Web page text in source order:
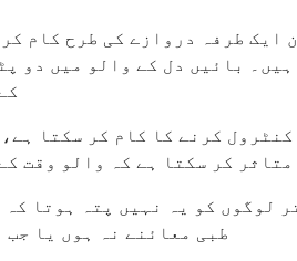
طرفہ دروازے کی طرح کام
بائیں دل کے والو میں دو
کرنے کا کام کر سکتا
کر سکتا ہے کہ والو وقت
لوگوں کو یہ نہیں پتہ ہوتا
طبی معائنے نہ ہوں یا جب